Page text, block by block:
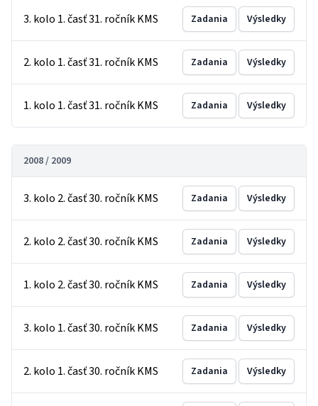
3. kolo 1. časť 31. ročník KMS Zadania Výsledky
2. kolo 1. časť 31. ročník KMS Zadania Výsledky
1. kolo 1. časť 31. ročník KMS Zadania Výsledky
2008 / 2009
3. kolo 2. časť 30. ročník KMS Zadania Výsledky
2. kolo 2. časť 30. ročník KMS Zadania Výsledky
1. kolo 2. časť 30. ročník KMS Zadania Výsledky
3. kolo 1. časť 30. ročník KMS Zadania Výsledky
2. kolo 1. časť 30. ročník KMS Zadania Výsledky